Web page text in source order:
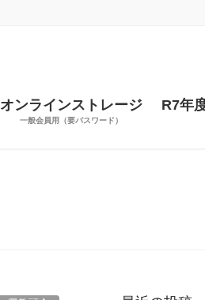
オンラインストレージ
一般会員用（要パスワード）
R7年